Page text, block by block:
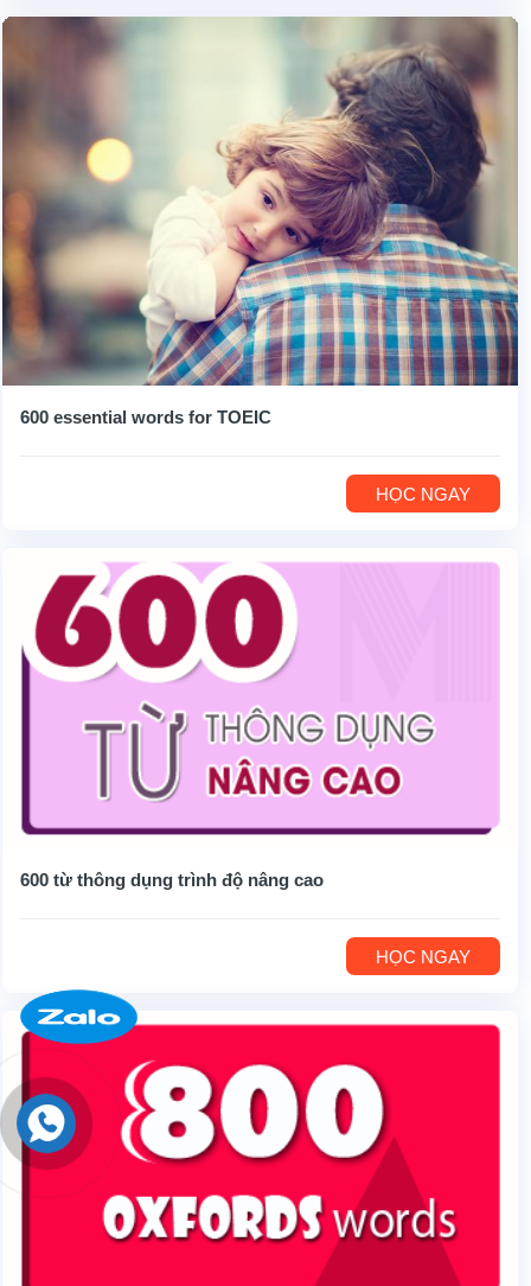
600 essential words for TOEIC
HỌC NGAY
600 từ thông dụng trình độ nâng cao
HỌC NGAY